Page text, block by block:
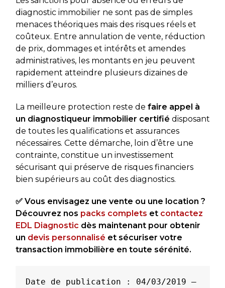
diagnostic immobilier ne sont pas de simples
menaces théoriques mais des risques réels et
coûteux. Entre annulation de vente, réduction
de prix, dommages et intérêts et amendes
administratives, les montants en jeu peuvent
rapidement atteindre plusieurs dizaines de
milliers d’euros.
La meilleure protection reste de faire appel à
un diagnostiqueur immobilier certifié disposant
de toutes les qualifications et assurances
nécessaires. Cette démarche, loin d’être une
contrainte, constitue un investissement
sécurisant qui préserve de risques financiers
bien supérieurs au coût des diagnostics.
✅ Vous envisagez une vente ou une location ?
Découvrez nos packs complets et contactez
EDL Diagnostic dès maintenant pour obtenir
un devis personnalisé et sécuriser votre
transaction immobilière en toute sérénité.
Date de publication : 04/03/2019 –